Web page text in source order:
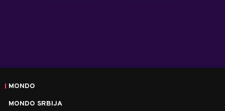
MONDO
MONDO SRBIJA